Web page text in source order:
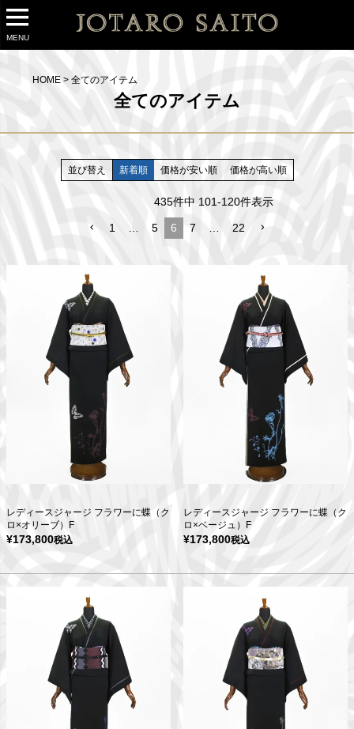
MENU
HOME 全てのアイテム
全てのアイテム
並び替え 新着順 価格が安い順 価格が高い順
435件中 101-120件表示
1 … 5 6 7 … 22
レディースジャージ フラワーに蝶（ク
ロ×オリーブ）F
¥173,800税込
レディースジャージ フラワーに蝶（ク
ロ×ベージュ）F
¥173,800税込